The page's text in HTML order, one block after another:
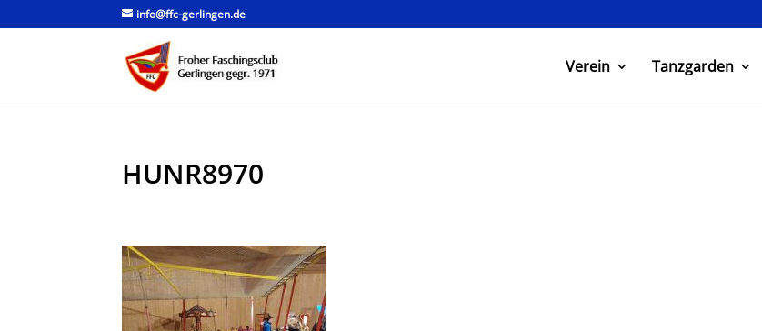
info@ffc-gerlingen.de
Verein Tanzgarden
HUNR8970